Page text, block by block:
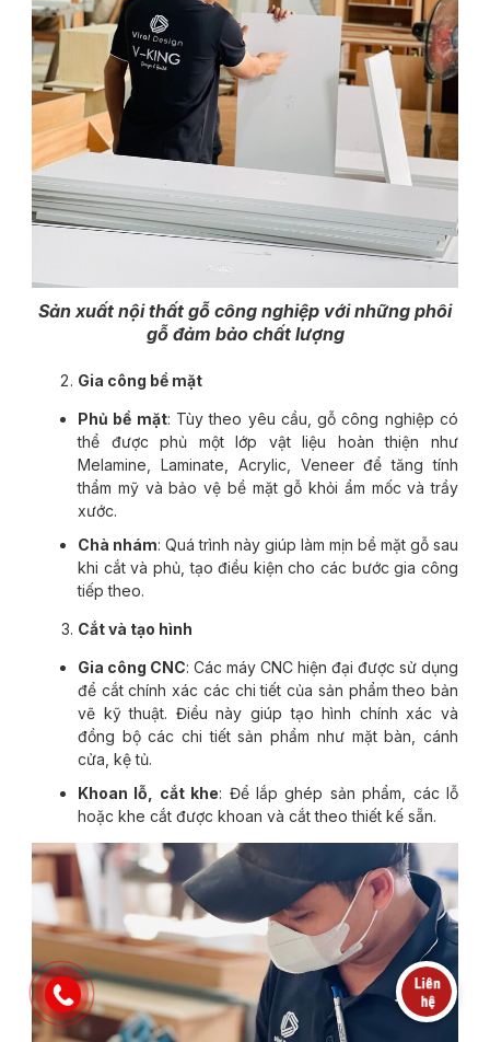
Sản xuất nội thất gỗ công nghiệp với những phôi
gỗ đảm bảo chất lượng
Gia công bề mặt
Phủ bề mặt: Tùy theo yêu cầu, gỗ công nghiệp có
thể được phủ một lớp vật liệu hoàn thiện như
Melamine, Laminate, Acrylic, Veneer để tăng tính
thẩm mỹ và bảo vệ bề mặt gỗ khỏi ẩm mốc và trầy
xước.
Chà nhám: Quá trình này giúp làm mịn bề mặt gỗ sau
khi cắt và phủ, tạo điều kiện cho các bước gia công
tiếp theo.
Cắt và tạo hình
Gia công CNC: Các máy CNC hiện đại được sử dụng
để cắt chính xác các chi tiết của sản phẩm theo bản
vẽ kỹ thuật. Điều này giúp tạo hình chính xác và
đồng bộ các chi tiết sản phẩm như mặt bàn, cánh
cửa, kệ tủ.
Khoan lỗ, cắt khe: Để lắp ghép sản phẩm, các lỗ
hoặc khe cắt được khoan và cắt theo thiết kế sẵn.